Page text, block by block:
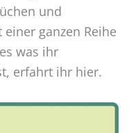
und
ganzen Reihe
was ihr
erfahrt ihr hier.